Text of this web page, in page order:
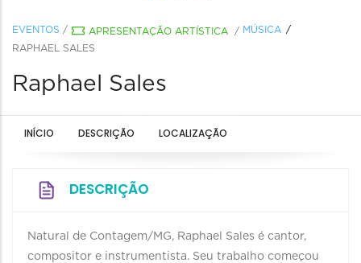
EVENTOS / APRESENTAÇÃO ARTÍSTICA / MÚSICA
RAPHAEL SALES
Raphael Sales
INÍCIO DESCRIÇÃO LOCALIZAÇÃO
DESCRIÇÃO
Natural de Contagem/MG, Raphael Sales é cantor,
compositor e instrumentista. Seu trabalho começou